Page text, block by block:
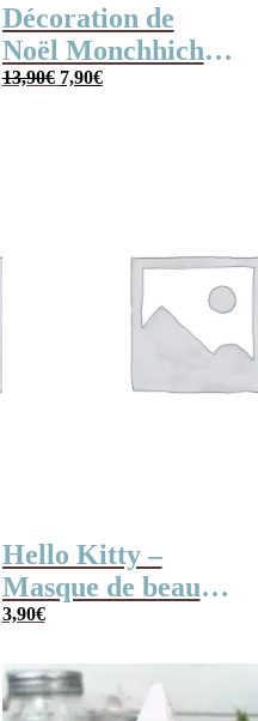
Décoration de
Noël Monchhichi
Kiki – Chaussette
13,90€ Le
prix
7,90€Le
prix
Hello Kitty –
Masque de beauté
en tissu pour le
3,90€